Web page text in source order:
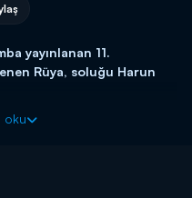
yayınlanan 11.
Rüya, soluğu Harun
her çarşamba 20.00'da
oku